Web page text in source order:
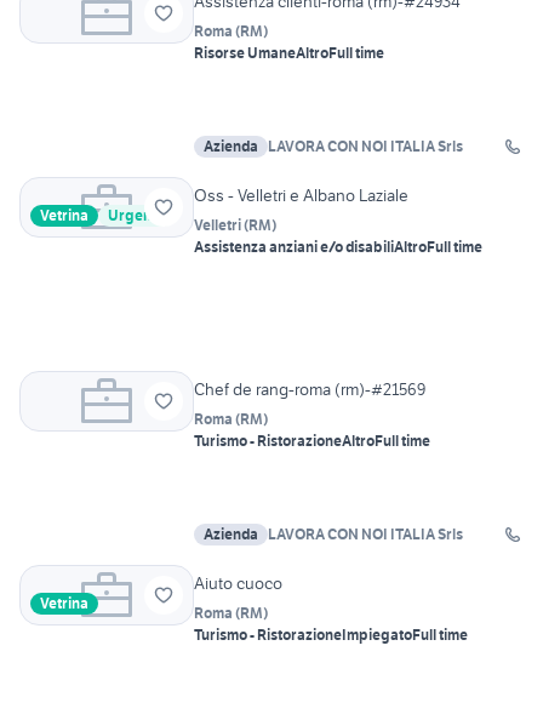
Roma (RM)
Risorse UmaneAltroFull time
Azienda LAVORA CON NOI ITALIA Srls
Vetrina Urgente
Oss - Velletri e Albano Laziale
Velletri(RM)
Assistenza anziani e/o disabiliAltroFull time
Chef de rang-roma (rm)-#21569
Roma (RM)
Turismo - RistorazioneAltroFull time
Azienda LAVORA CON NOI ITALIA Srls
Vetrina
Aiuto cuoco
Roma (RM)
Turismo - RistorazioneImpiegatoFull time